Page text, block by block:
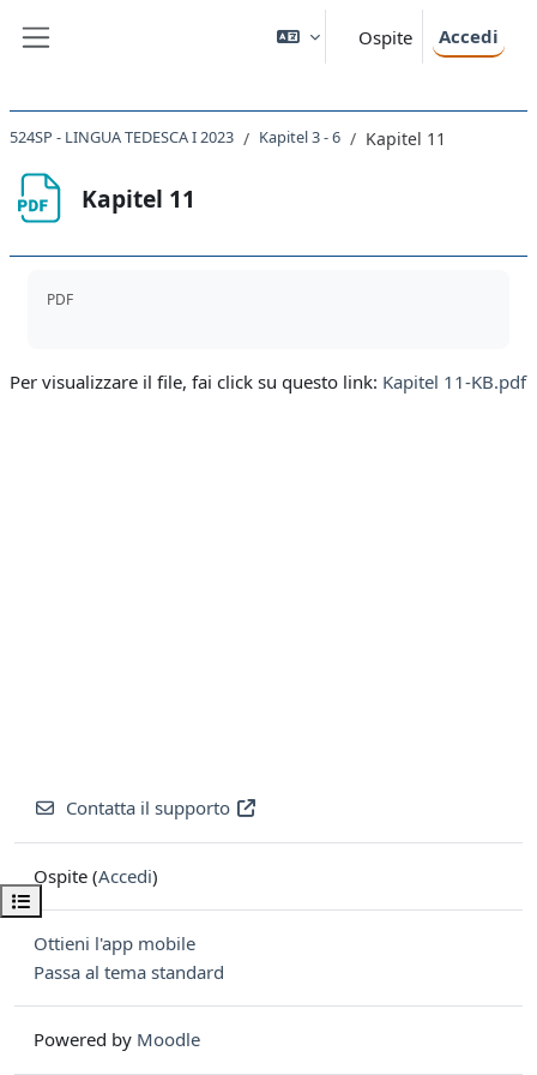
Ospite Accedi
Apri indice del corso
524SP - LINGUA TEDESCA I 2023 Kapitel 3 - 6 Kapitel 11
Kapitel 11
PDF
Per visualizzare il file, fai click su questo link: Kapitel 11-KB.pdf
Contatta il supporto
Ospite (Accedi)
Ottieni l'app mobile
Passa al tema standard
Powered by Moodle